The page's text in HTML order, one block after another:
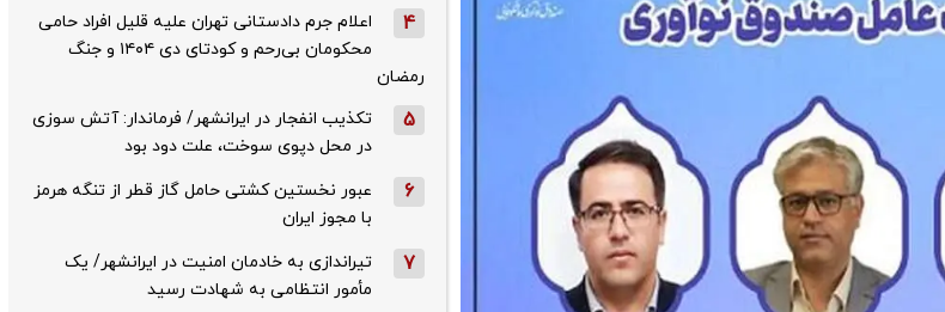
4
اعلام جرم دادستانی تهران علیه قلیل افراد حامی
محکومان بی‌رحم و کودتای دی‌ ۱۴۰۴ و جنگ
رمضان
5
تکذیب ‌انفجار در ایرانشهر/ فرماندار: آتش سوزی
در محل دپوی سوخت، علت دود بود
6
عبور نخستین کشتی حامل گاز قطر از تنگه هرمز
با مجوز ایران
7
تیراندازی به خادمان امنیت در ایرانشهر/ یک
مأمور انتظامی به شهادت رسید